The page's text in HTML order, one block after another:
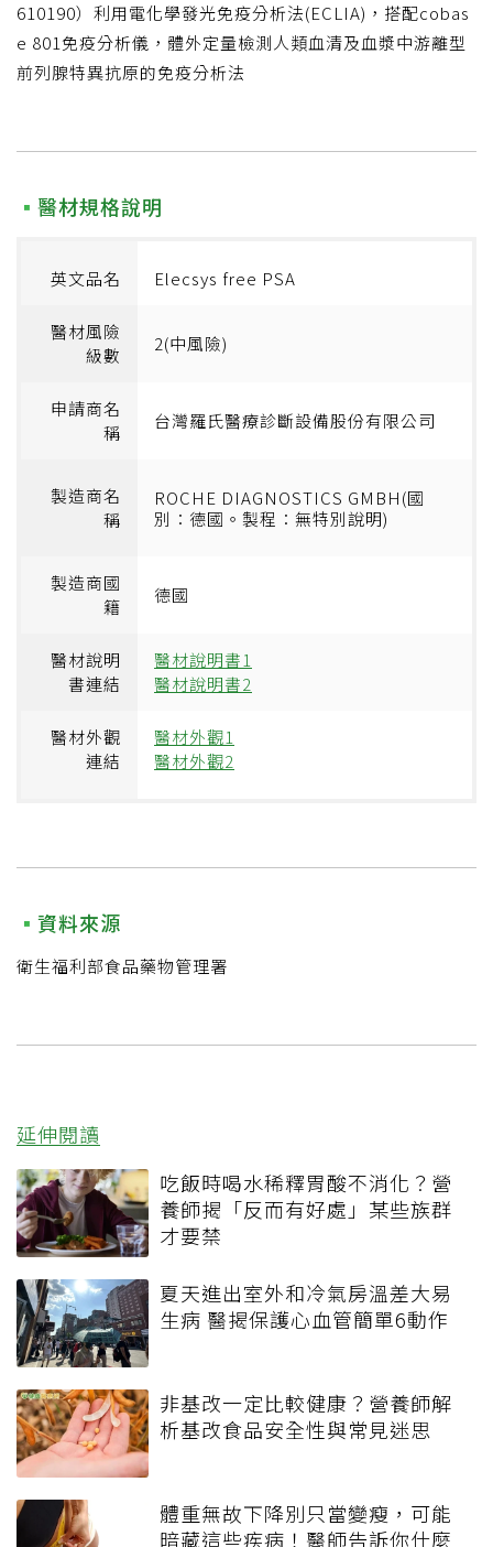
610190）利用電化學發光免疫分析法(ECLIA)，搭配cobas
e 801免疫分析儀，體外定量檢測人類血清及血漿中游離型
前列腺特異抗原的免疫分析法
醫材規格說明
英文品名 Elecsys free PSA
醫材風險
級數
2(中風險)
申請商名
稱
台灣羅氏醫療診斷設備股份有限公司
製造商名
稱
ROCHE DIAGNOSTICS GMBH(國
別：德國。製程：無特別說明)
製造商國
籍
德國
醫材說明
書連結
醫材說明書1
醫材說明書2
醫材外觀
連結
醫材外觀1
醫材外觀2
資料來源
衛生福利部食品藥物管理署
延伸閱讀
吃飯時喝水稀釋胃酸不消化？營
養師揭「反而有好處」某些族群
才要禁
夏天進出室外和冷氣房溫差大易
生病 醫揭保護心血管簡單6動作
非基改一定比較健康？營養師解
析基改食品安全性與常見迷思
體重無故下降別只當變瘦，可能
暗藏這些疾病！醫師告訴你什麼